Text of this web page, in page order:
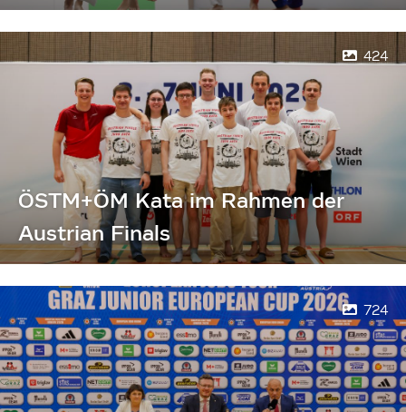
424
ÖSTM+ÖM Kata im Rahmen der
Austrian Finals
724